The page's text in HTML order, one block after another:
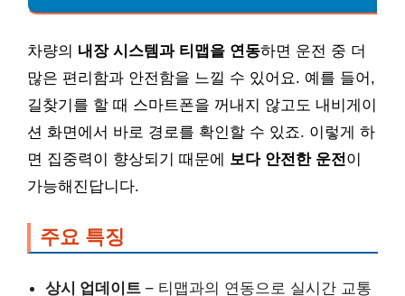
차량의 내장 시스템과 티맵을 연동하면 운전 중 더
많은 편리함과 안전함을 느낄 수 있어요. 예를 들어,
길찾기를 할 때 스마트폰을 꺼내지 않고도 내비게이
션 화면에서 바로 경로를 확인할 수 있죠. 이렇게 하
면 집중력이 향상되기 때문에 보다 안전한 운전 이
가능해진답니다.
주요 특징
상시 업데이트 – 티맵과의 연동으로 실시간 교통